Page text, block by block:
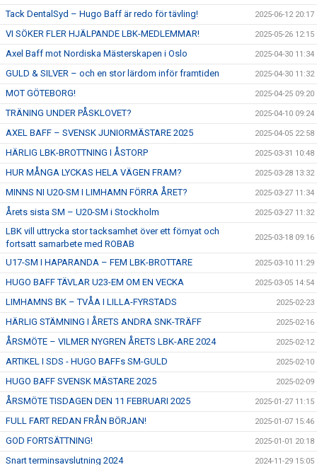
Tack DentalSyd – Hugo Baff är redo för tävling! 2025-06-12 20:17
VI SÖKER FLER HJÄLPANDE LBK-MEDLEMMAR! 2025-05-26 12:15
Axel Baff mot Nordiska Mästerskapen i Oslo 2025-04-30 11:34
GULD & SILVER – och en stor lärdom inför framtiden 2025-04-30 11:32
MOT GÖTEBORG! 2025-04-25 09:20
TRÄNING UNDER PÅSKLOVET? 2025-04-10 09:24
AXEL BAFF – SVENSK JUNIORMÄSTARE 2025 2025-04-05 22:58
HÄRLIG LBK-BROTTNING I ÅSTORP 2025-03-31 10:48
HUR MÅNGA LYCKAS HELA VÄGEN FRAM? 2025-03-28 13:32
MINNS NI U20-SM I LIMHAMN FÖRRA ÅRET? 2025-03-27 11:34
Årets sista SM – U20-SM i Stockholm 2025-03-27 11:32
LBK vill uttrycka stor tacksamhet över ett förnyat och
fortsatt samarbete med ROBAB
2025-03-18 09:16
U17-SM I HAPARANDA – FEM LBK-BROTTARE 2025-03-10 11:29
HUGO BAFF TÄVLAR U23-EM OM EN VECKA 2025-03-05 14:54
LIMHAMNS BK – TVÅA I LILLA-FYRSTADS 2025-02-23
HÄRLIG STÄMNING I ÅRETS ANDRA SNK-TRÄFF 2025-02-16
ÅRSMÖTE – VILMER NYGREN ÅRETS LBK-ARE 2024 2025-02-12
ARTIKEL I SDS - HUGO BAFFs SM-GULD 2025-02-10
HUGO BAFF SVENSK MÄSTARE 2025 2025-02-09
ÅRSMÖTE TISDAGEN DEN 11 FEBRUARI 2025 2025-01-27 11:15
FULL FART REDAN FRÅN BÖRJAN! 2025-01-07 15:46
GOD FORTSÄTTNING! 2025-01-01 20:18
Snart terminsavslutning 2024 2024-11-29 15:05